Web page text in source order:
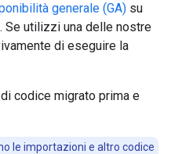
generale (GA) su
utilizzi una delle nostre
di eseguire la
codice migrato prima e
le importazioni e altro codice